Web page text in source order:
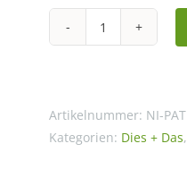
Patchouli
-
Namaste
Artikelnummer: NI-PAT
Kategorien: Dies + Das,